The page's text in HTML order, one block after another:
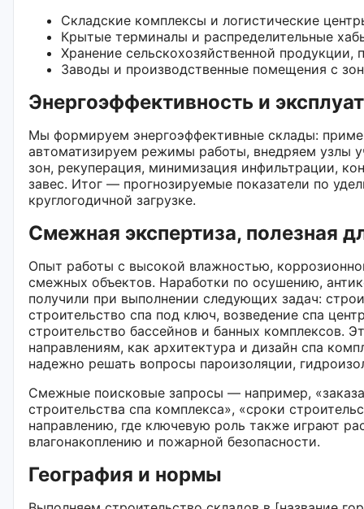
Складские комплексы и логистические
Крытые терминалы и распределительные
Хранение сельскохозяйственной
Заводы и производственные помещения с
Энергоэффективность и
Мы формируем энергоэффективные склады:
автоматизируем режимы работы, внедряем узлы
зон, рекуперация, минимизация инфильтрации,
завес. Итог — прогнозируемые показатели по
круглогодичной загрузке.
Смежная экспертиза, полезная
Опыт работы с высокой влажностью,
смежных объектов. Наработки по осушению,
получили при выполнении следующих задач:
строительство спа под ключ, возведение спа
строительство бассейнов и банных комплексов.
направлениям, как архитектура и дизайн спа
надежно решать вопросы пароизоляции,
Смежные поисковые запросы — например,
строительства спа комплекса», «сроки
направлению, где ключевую роль также играют
влагонакоплению и пожарной безопасности.
География и нормы